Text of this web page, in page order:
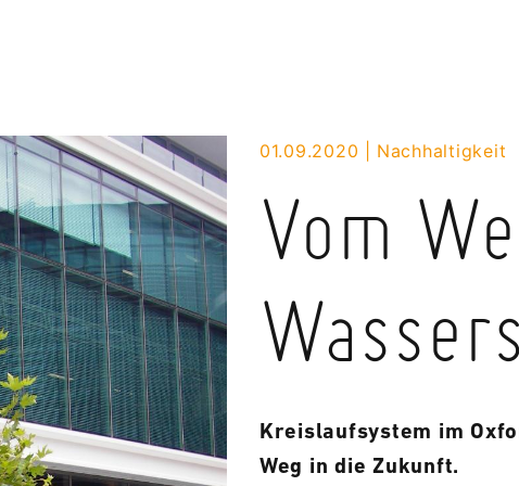
01.09.2020 Nachhaltigkeit
Vom
Wassers
Kreislaufsystem im
Weg in die Zukunft.